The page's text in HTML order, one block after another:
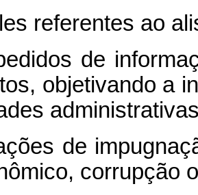
referentes ao
de
objetivando a
de
corrupção